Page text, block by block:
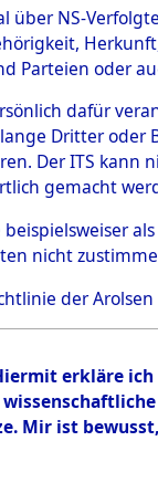
II:
1946
über NS-
Parteien oder
dafür
Dritter
Der ITS
gemacht
beispielsweiser
nicht
der Arolsen
erkläre
Mir ist